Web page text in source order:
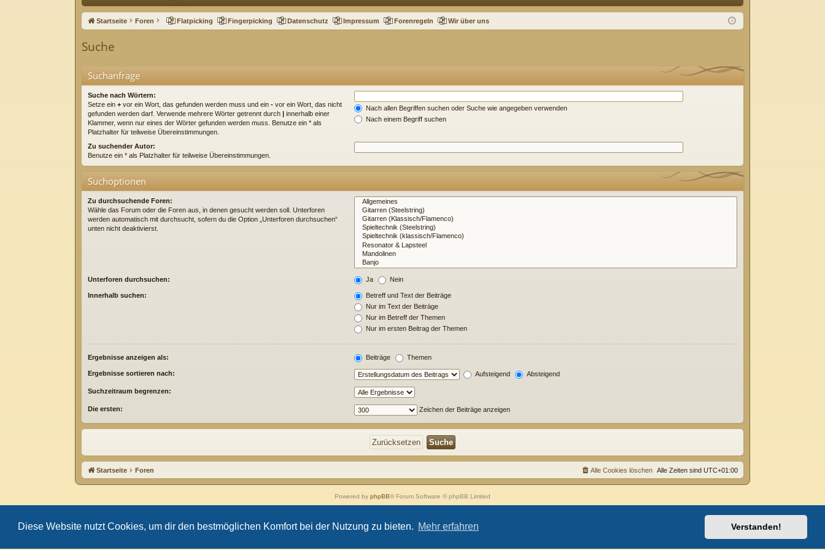
Diese Website nutzt Cookies, um dir den bestmöglichen Komfort bei der Nutzung zu bieten. Mehr erfahren Verstanden!
ne
ug
Q m
n
ist
n
Startseite Foren Flatpicking Fingerpicking Datenschutz Impressum Forenregeln Wir über uns
Suche
Suchanfrage
Suche nach Wörtern:
Setze ein + vor ein Wort, das gefunden werden muss und ein - vor ein Wort, das nicht
gefunden werden darf. Verwende mehrere Wörter getrennt durch | innerhalb einer
Klammer, wenn nur eines der Wörter gefunden werden muss. Benutze ein * als
Platzhalter für teilweise Übereinstimmungen.
Nach allen Begriffen suchen oder Suche wie angegeben verwenden
Nach einem Begriff suchen
Zu suchender Autor:
Benutze ein * als Platzhalter für teilweise Übereinstimmungen.
Suchoptionen
Zu durchsuchende Foren:
Wähle das Forum oder die Foren aus, in denen gesucht werden soll. Unterforen
werden automatisch mit durchsucht, sofern du die Option „Unterforen durchsuchen“
unten nicht deaktivierst.
Unterforen durchsuchen: Ja Nein
Innerhalb suchen:
Betreff und Text der Beiträge
Nur im Text der Beiträge
Nur im Betreff der Themen
Nur im ersten Beitrag der Themen
Ergebnisse anzeigen als: Beiträge Themen
Ergebnisse sortieren nach: Aufsteigend Absteigend
Suchzeitraum begrenzen:
Die ersten: Zeichen der Beiträge anzeigen
Startseite Foren Alle Zeiten sind UTC+01:00
Alle Cookies löschen
Powered by phpBB® Forum Software © phpBB Limited
Style vonArty- Aktualisieren phpBB 3.2 von MrGaby
Datenschutz|Nutzungsbedingungen